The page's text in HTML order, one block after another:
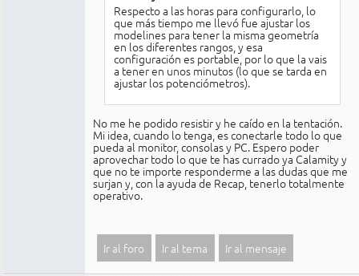
Respecto a las horas para configurarlo, lo
que más tiempo me llevó fue ajustar los
modelines para tener la misma geometría
en los diferentes rangos, y esa
configuración es portable, por lo que la vais
a tener en unos minutos (lo que se tarda en
ajustar los potenciómetros).
No me he podido resistir y he caído en la tentación.
Mi idea, cuando lo tenga, es conectarle todo lo que
pueda al monitor, consolas y PC. Espero poder
aprovechar todo lo que te has currado ya Calamity y
que no te importe responderme a las dudas que me
surjan y, con la ayuda de Recap, tenerlo totalmente
operativo.
Ir al foro Ir al tema Ir al mensaje